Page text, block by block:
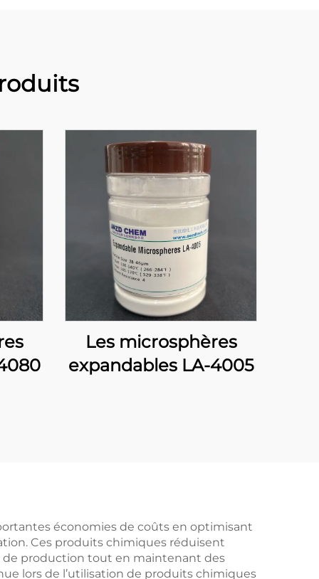
Les microsphères
expandables LA-4005
économies de coûts en optimisant
Ces produits chimiques réduisent
de production tout en maintenant des
lors de l’utilisation de produits chimiques